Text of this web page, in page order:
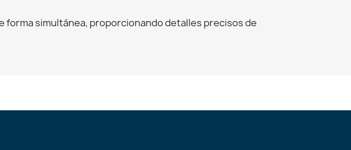
simultánea, proporcionando detalles precisos de